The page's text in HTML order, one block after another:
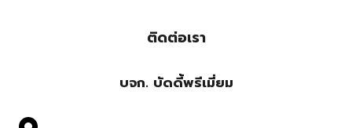
ติดต่อเรา
บจก. บัดดี้พรีเมี่ยม